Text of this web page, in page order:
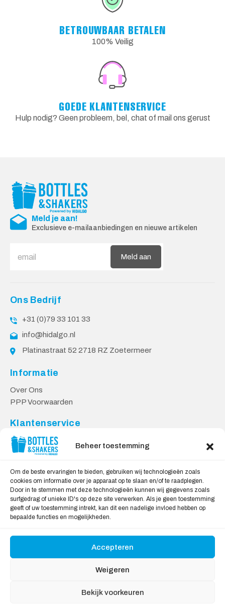
Beheer toestemming
Om de beste ervaringen te bieden, gebruiken wij technologieën zoals
cookies om informatie over je apparaat op te slaan en/of te raadplegen.
Door in te stemmen met deze technologieën kunnen wij gegevens zoals
surfgedrag of unieke ID's op deze site verwerken. Als je geen toestemming
geeft of uw toestemming intrekt, kan dit een nadelige invloed hebben op
bepaalde functies en mogelijkheden.
Accepteren
Weigeren
Bekijk voorkeuren
BETROUWBAAR BETALEN
100% Veilig
GOEDE KLANTENSERVICE
Hulp nodig? Geen probleem, bel, chat of mail ons gerust
Meld je aan!
Exclusieve e-mailaanbiedingen en nieuwe artikelen
Meld aan
Ons Bedrijf
+31 (0)79 33 101 33
info@hidalgo.nl
Platinastraat 52 2718 RZ Zoetermeer
Informatie
Over Ons
PPP Voorwaarden
Klantenservice
Contact
Levering & Retourneren
Veilig Shoppen
My account
Winkelwagen